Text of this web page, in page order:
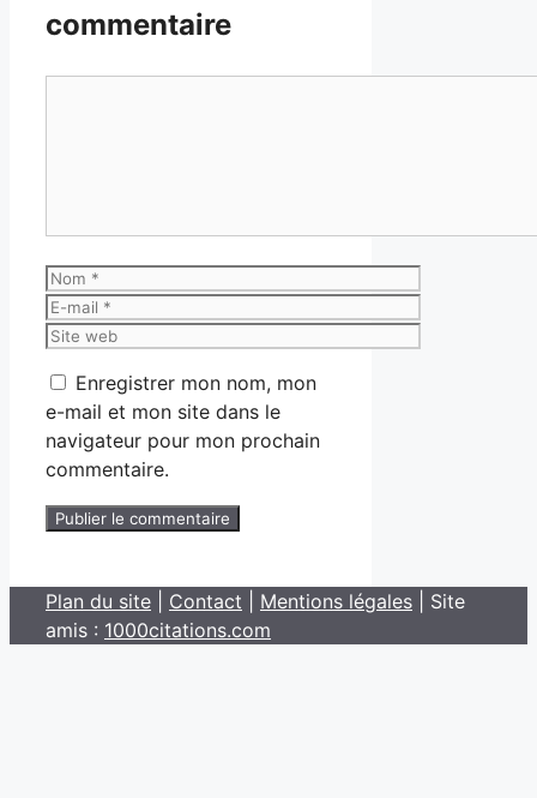
commentaire
Nom
E-
mail
Site
Enregistrer mon nom, mon
e-mail et mon site dans le
navigateur pour mon prochain
commentaire.
Plan du site Contact Mentions légales | Site
amis : 1000citations.com